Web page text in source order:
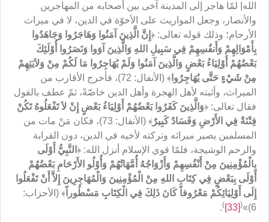
الله| لمّا هاجر إلى المدينة آخى بين أصحابه من المهاجرين
والأنصار، وجعل المواريث على الأخوّة في الدين، لا في ميراث
الأرحام؛ وذلك قوله تعالى: ﴿ إِنَّ الَّذِينَ آمَنُوا وَهَاجَرُوا وَجَاهَدُوا
بِأَمْوَالِهِمْ وَأَنفُسِهِمْ فِي سَبِيلِ اللهِ وَالَّذِينَ آوَوا وَنَصَرُوا أُوْلَئِكَ
بَعْضُهُمْ أَوْلِيَاءُ بَعْضٍ وَالَّذِينَ آمَنُوا وَلَمْ يُهَاجِرُوا مَا لَكُمْ مِنْ وَلاَيَتِهِمْ
مِنْ شَيْءٍ حَتَّى يُهَاجِرُوا
﴾ (الأنفال: 72)، فأخرج الأقارب من
الميراث، وأثبته لأهل الهجرة وأهل الدين خاصّةً، ثمّ عطف بالقول
فقال تعالى: ﴿وَالَّذِينَ كَفَرُوا بَعْضُهُمْ أَوْلِيَاءُ بَعْضٍ إِنْ لاَ تَفْعَلُوهُ تَكُنْ
فِتْنَةٌ فِي الأَرْضِ وَفَسَادٌ كَبِيرٌ
﴾ (الأنفال: 73)، فكان مَنْ مات من
المسلمين يصير ميراثه وتركته لأخيه في الدين، دون القرابة
والرحم الوشيجة، فلمّا قوي الإسلام أنزل الله: ﴿ النَّبِيُّ أَوْلَى
بِالْمُؤْمِنِينَ مِنْ أَنْفُسِهِمْ وَأَزْوَاجُهُ أُمَّهَاتُهُمْ وَأُوْلُو الأَرْحَامِ بَعْضُهُمْ
أَوْلَى بِبَعْضٍ فِي كِتَابِ اللهِ مِنْ الْمُؤْمِنِينَ وَالْمُهَاجِرِينَ إِلاَّ أَنْ تَفْعَلُوا
إِلَى أَوْلِيَائِكُمْ مَعْرُوفاً كَانَ ذَلِكَ فِي الْكِتَابِ مَسْطُوراً ﴾ (الأحزاب:
6)»
(
[33]
)
.